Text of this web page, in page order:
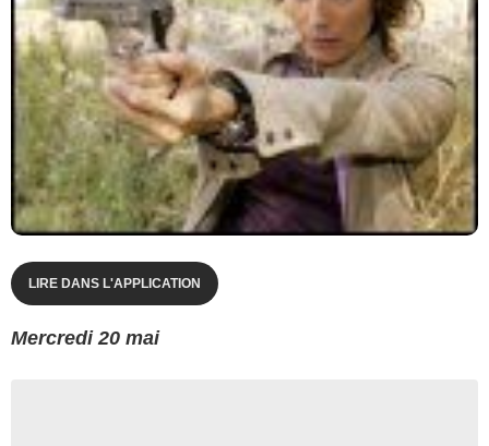
LIRE DANS L'APPLICATION
Mercredi 20 mai